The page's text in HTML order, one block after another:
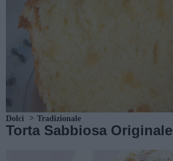
Dolci Tradizionale
Torta Sabbiosa Originale